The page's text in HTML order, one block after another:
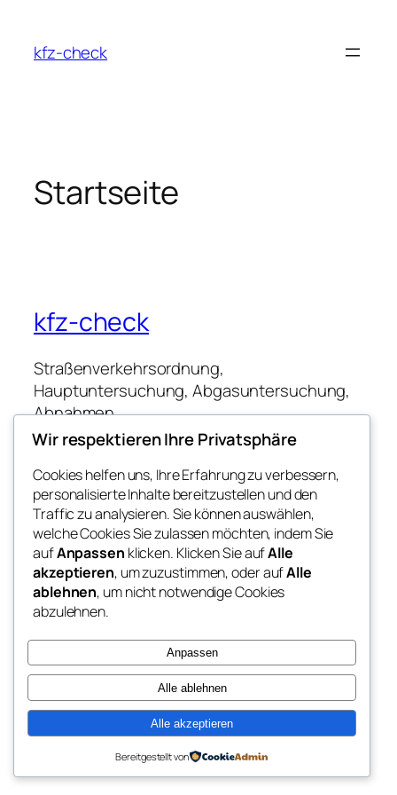
springen
kfz-check
Startseite
kfz-check
Straßenverkehrsordnung,
Hauptuntersuchung, Abgasuntersuchung,
Abnahmen
Blog
Über
FAQs
Autoren
Veranstaltungen
Shop
Vorlagen
Themes
Twenty Twenty-Five
Wir respektieren Ihre Privatsphäre
Cookies helfen uns, Ihre Erfahrung zu verbessern,
personalisierte Inhalte bereitzustellen und den
Traffic zu analysieren. Sie können auswählen,
welche Cookies Sie zulassen möchten, indem Sie
aufAnpassen klicken. Klicken Sie aufAlle
akzeptieren, um zuzustimmen, oder aufAlle
ablehnen, um nicht notwendige Cookies
abzulehnen.
Anpassen
Alle ablehnen
Alle akzeptieren
Bereitgestellt von